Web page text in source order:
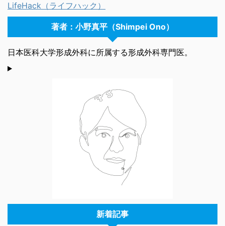
LifeHack（ライフハック）
著者：小野真平（Shimpei Ono）
日本医科大学形成外科に所属する形成外科専門医。
新着記事